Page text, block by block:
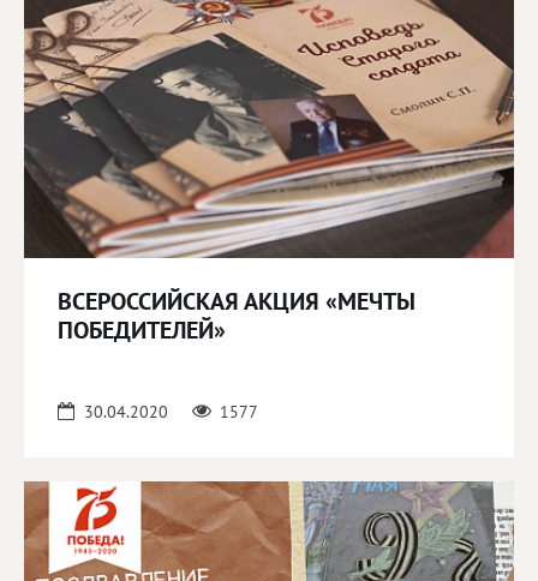
ВСЕРОССИЙСКАЯ АКЦИЯ «МЕЧТЫ
ПОБЕДИТЕЛЕЙ»
30.04.2020 1577